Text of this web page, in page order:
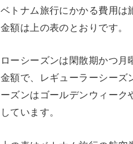
ベトナム旅行にかかる費用は
金額は上の表のとおりです。
ローシーズンは閑散期かつ
金額で、レギューラーシーズ
ーズンはゴールデンウィーク
しています。